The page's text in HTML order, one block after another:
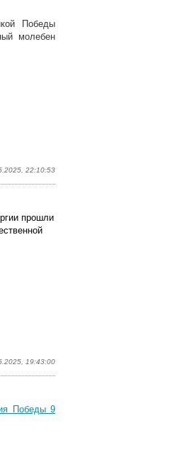
Победы
молебен
22:10:53
прошли
19:43:00
Победы 9